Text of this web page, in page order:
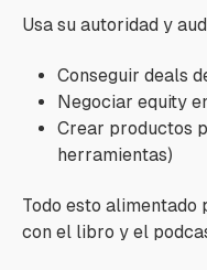
Usa su autoridad y
Conseguir deals
Negociar equity
Crear productos
herramientas)
Todo esto alimentado
con el libro y el